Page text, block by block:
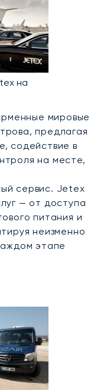
на
мировые
предлагая
содействие в
на месте,
сервис. Jetex
— от доступа
питания и
неизменно
этапе